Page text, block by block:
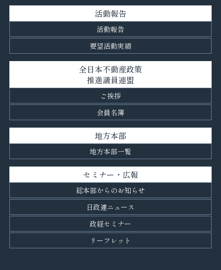
活動報告
活動報告
要望活動実績
全日本不動産政策
推進議員連盟
ご挨拶
会員名簿
地方本部
地方本部一覧
セミナー・広報
総本部からのお知らせ
日政連ニュース
政経セミナー
リーフレット